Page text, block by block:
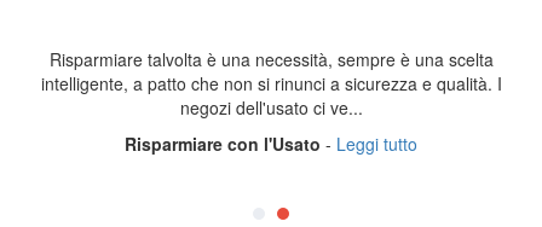
Risparmiare talvolta è una necessità, sempre è una scelta
intelligente, a patto che non si rinunci a sicurezza e qualità. I
negozi dell'usato ci ve...
Risparmiare con l'Usato - Leggi tutto